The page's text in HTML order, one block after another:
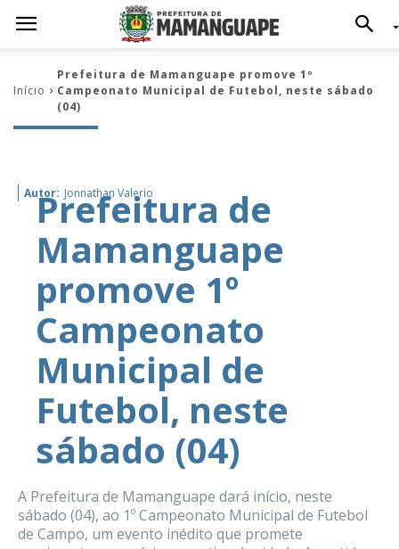
Início
Prefeitura de Mamanguape promove 1º
Campeonato Municipal de Futebol, neste sábado
(04)
Autor: Jonnathan Valerio
Prefeitura de
Mamanguape
promove 1º
Campeonato
Municipal de
Futebol, neste
sábado (04)
A Prefeitura de Mamanguape dará início, neste
sábado (04), ao 1º Campeonato Municipal de Futebol
de Campo, um evento inédito que promete